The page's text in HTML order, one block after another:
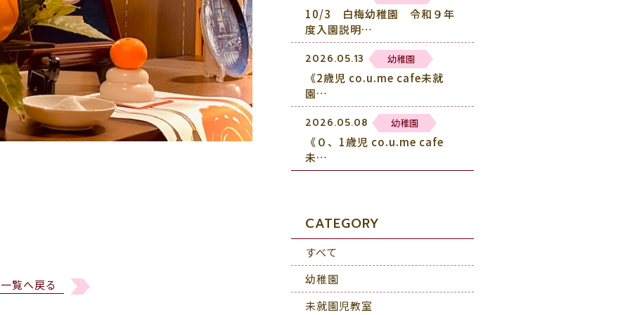
一覧へ戻る
10/3 白梅幼稚園 令和９年
度入園説明…
2026.05.13 幼稚園
《2歳児 co.u.me cafe未就
園…
2026.05.08 幼稚園
《０、1歳児 co.u.me cafe
未…
CATEGORY
すべて
幼稚園
未就園児教室